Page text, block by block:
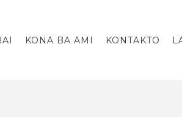
KONA BA AMI KONTAKTO